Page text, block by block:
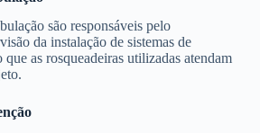
são responsáveis pelo
da instalação de sistemas de
as rosqueadeiras utilizadas atendam